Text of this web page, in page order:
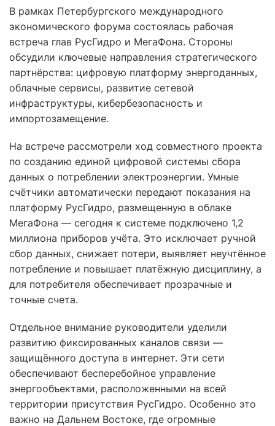
В рамках Петербургского международного
экономического форума состоялась рабочая
встреча глав РусГидро и МегаФона. Стороны
обсудили ключевые направления стратегического
партнёрства: цифровую платформу энергоданных,
облачные сервисы, развитие сетевой
инфраструктуры, кибербезопасность и
импортозамещение.
На встрече рассмотрели ход совместного проекта
по созданию единой цифровой системы сбора
данных о потреблении электроэнергии. Умные
счётчики автоматически передают показания на
платформу РусГидро, размещенную в облаке
МегаФона — сегодня к системе подключено 1,2
миллиона приборов учёта. Это исключает ручной
сбор данных, снижает потери, выявляет неучтённое
потребление и повышает платёжную дисциплину, а
для потребителя обеспечивает прозрачные и
точные счета.
Отдельное внимание руководители уделили
развитию фиксированных каналов связи —
защищённого доступа в интернет. Эти сети
обеспечивают бесперебойное управление
энергообъектами, расположенными на всей
территории присутствия РусГидро. Особенно это
важно на Дальнем Востоке, где огромные